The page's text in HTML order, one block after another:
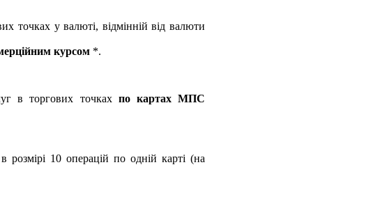
точках у валюті, відмінній від валюти
курсом *.
в торгових точках по картах МПС
розмірі 10 операцій по одній карті (на